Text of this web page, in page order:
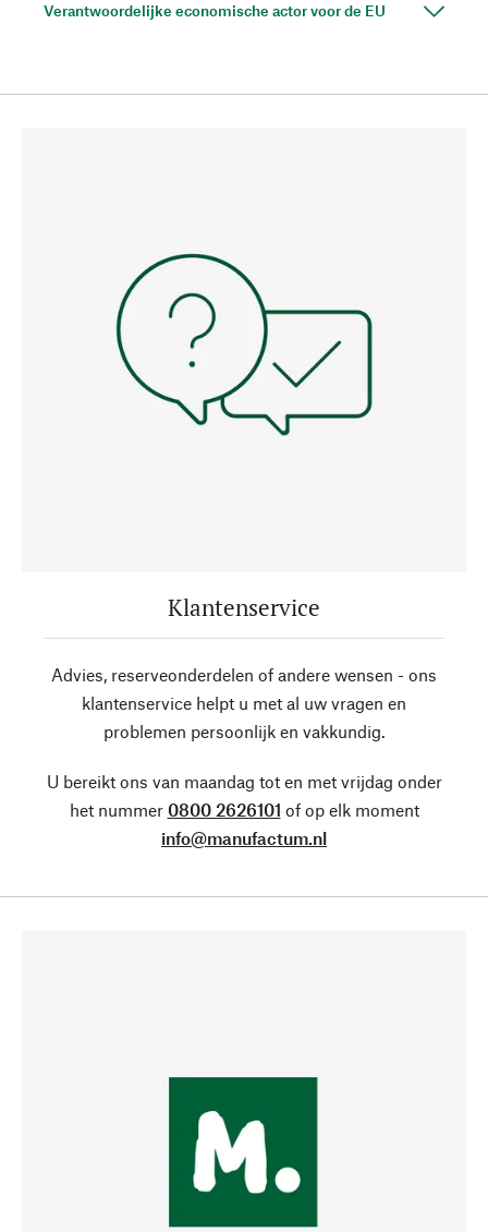
Verantwoordelijke economische actor voor de EU
Klantenservice
Advies, reserveonderdelen of andere wensen - ons
klantenservice helpt u met al uw vragen en
problemen persoonlijk en vakkundig.
U bereikt ons van maandag tot en met vrijdag onder
het nummer 0800 2626101 of op elk moment
info@manufactum.nl